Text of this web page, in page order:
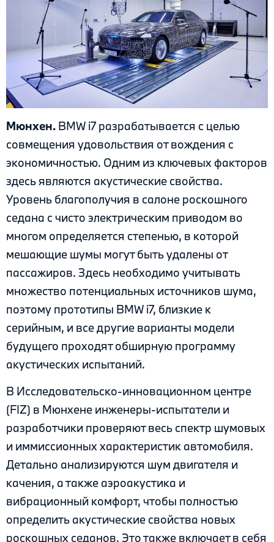
Мюнхен. BMW i7 разрабатывается с целью
совмещения удовольствия от вождения с
экономичностью. Одним из ключевых факторов
здесь являются акустические свойства.
Уровень благополучия в салоне роскошного
седана с чисто электрическим приводом во
многом определяется степенью, в которой
мешающие шумы могут быть удалены от
пассажиров. Здесь необходимо учитывать
множество потенциальных источников шума,
поэтому прототипы BMW i7, близкие к
серийным, и все другие варианты модели
будущего проходят обширную программу
акустических испытаний.
В Исследовательско-инновационном центре
(FIZ) в Мюнхене инженеры-испытатели и
разработчики проверяют весь спектр шумовых
и иммиссионных характеристик автомобиля.
Детально анализируются шум двигателя и
качения, а также аэроакустика и
вибрационный комфорт, чтобы полностью
определить акустические свойства новых
роскошных седанов. Это также включает в себя